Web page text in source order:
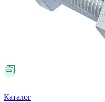
Каталог